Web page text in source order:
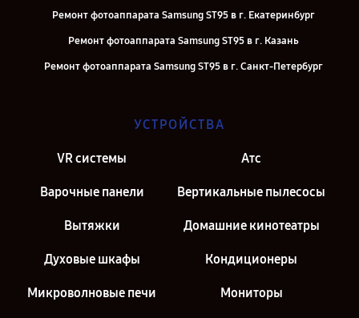
Ремонт фотоаппарата Samsung ST95 в г. Екатеринбург
Ремонт фотоаппарата Samsung ST95 в г. Казань
Ремонт фотоаппарата Samsung ST95 в г. Санкт-Петербург
УСТРОЙСТВА
VR системы Атс
Варочные панели Вертикальные пылесосы
Вытяжки Домашние кинотеатры
Духовые шкафы Кондиционеры
Микроволновые печи Мониторы